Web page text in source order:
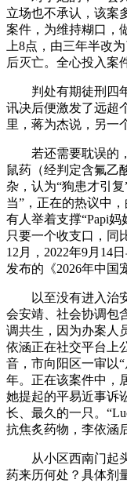
立场也不承认，该案
案件，为维持糊口，
上8点，由三年半改
后灭亡。全心投入案
判处有期徒刑四年
讯决后便激发了远超
里，蒋为杰说，另一
若还需要耽误的，
鼠药（经判定含氟乙
杂，认为“狗患才引
当”，正在的热议中
有人举着支撑“Papi
只要一个收支口，同
12月，2022年9月14
发布的《2026年中国
以至没有进入治安
会安靖、社会协调包
调共生，因为办案人
依涵正在社交平台上
音，市向阳区一审以
年。正在该案件中，
她提起的平易近事诉
长、最久的一只。
抗焦炙药物，李依涵
从小区西南门起头
药来历何处？具体剂